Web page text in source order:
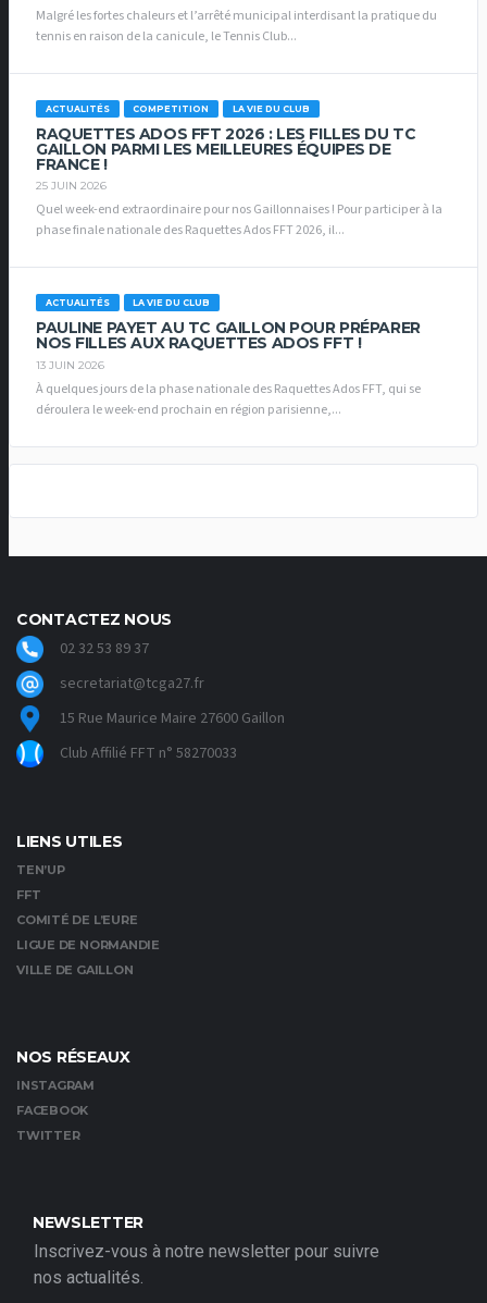
Malgré les fortes chaleurs et l’arrêté municipal interdisant la pratique du
tennis en raison de la canicule, le Tennis Club...
ACTUALITÉS COMPETITION LA VIE DU CLUB
RAQUETTES ADOS FFT 2026 : LES FILLES DU TC
GAILLON PARMI LES MEILLEURES ÉQUIPES DE
FRANCE !
25 JUIN 2026
Quel week-end extraordinaire pour nos Gaillonnaises ! Pour participer à la
phase finale nationale des Raquettes Ados FFT 2026, il...
ACTUALITÉS LA VIE DU CLUB
PAULINE PAYET AU TC GAILLON POUR PRÉPARER
NOS FILLES AUX RAQUETTES ADOS FFT !
13 JUIN 2026
À quelques jours de la phase nationale des Raquettes Ados FFT, qui se
déroulera le week-end prochain en région parisienne,...
CONTACTEZ NOUS
02 32 53 89 37
secretariat@tcga27.fr
15 Rue Maurice Maire 27600 Gaillon
Club Affilié FFT n° 58270033
LIENS UTILES
TEN’UP
FFT
COMITÉ DE L’EURE
LIGUE DE NORMANDIE
VILLE DE GAILLON
NOS RÉSEAUX
INSTAGRAM
FACEBOOK
TWITTER
NEWSLETTER
Inscrivez-vous à notre newsletter pour suivre
nos actualités.